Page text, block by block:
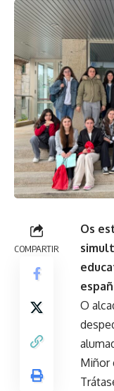
COMPARTIR
Os
O
Miñor